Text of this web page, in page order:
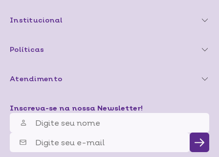
Institucional
Políticas
Atendimento
Inscreva-se na nossa Newsletter!